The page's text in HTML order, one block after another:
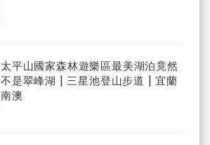
太平山國家森林遊樂區最美湖泊竟然
不是翠峰湖 | 三星池登山步道 | 宜蘭
南澳